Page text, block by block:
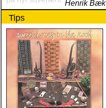
SIMON: harper simon :
harper simon (tulsi) ÅRETS
JD SOUTHER: iain
matthews : joy mining
(matrix) ÅRETS FANBASE-
PROJEKT: jill sobule :
california years (pinko)
ÅRETS GUY CLARK: keith
miles : beyond the
headlights (house of trout)
måske er hans bedste
gennem tiderne
Henrik Bæk
Tips